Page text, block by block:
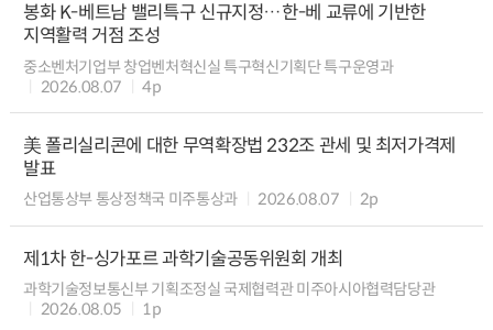
봉화 K-베트남 밸리특구 신규지정…한-베 교류에 기반한
지역활력 거점 조성
중소벤처기업부 창업벤처혁신실 특구혁신기획단 특구운영과
2026.08.07
4p
美 폴리실리콘에 대한 무역확장법 232조 관세 및 최저가격제
발표
산업통상부 통상정책국 미주통상과 2026.08.07 2p
제1차 한-싱가포르 과학기술공동위원회 개최
과학기술정보통신부 기획조정실 국제협력관 미주아시아협력담당관
2026.08.05
1p